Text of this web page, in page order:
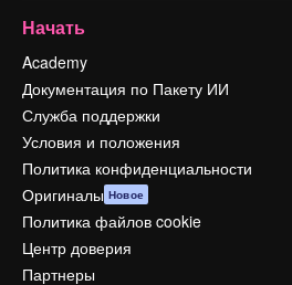
Начать
Academy
Документация по Пакету ИИ
Служба поддержки
Условия и положения
Политика конфиденциальности
Оригиналы Новое
Политика файлов cookie
Центр доверия
Партнеры